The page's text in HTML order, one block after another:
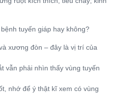
tuyến giáp hay không?
xương đòn – đây là vị trí của
vẫn phải nhìn thấy vùng tuyến
nhớ để ý thật kĩ xem có vùng